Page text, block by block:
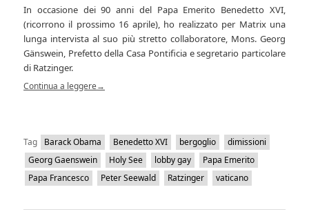
In occasione dei 90 anni del Papa Emerito Benedetto XVI,
(ricorrono il prossimo 16 aprile), ho realizzato per Matrix una
lunga intervista al suo più stretto collaboratore, Mons. Georg
Gänswein, Prefetto della Casa Pontificia e segretario particolare
di Ratzinger.
Continua a leggere→
Tag Barack Obama Benedetto XVI bergoglio
dimissioni
Georg Gaenswein
Holy See lobby gay
Papa Emerito
Papa Francesco
Peter Seewald Ratzinger vaticano